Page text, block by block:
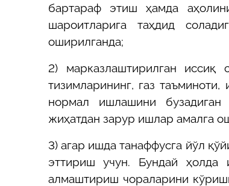
бартараф этиш ҳамда
шароитларига таҳдид
оширилганда;
2) марказлаштирилган
тизимларининг, газ
нормал ишлашини
жиҳатдан зарур ишлар амалга
3) агар ишда танаффусга йўл
эттириш учун. Бундай
алмаштириш чораларини